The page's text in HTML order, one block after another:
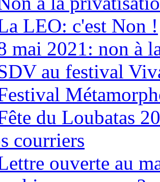
LEO: c'est Non !
mai 2021: non à
au festival
du Loubatas
courriers
ouverte au